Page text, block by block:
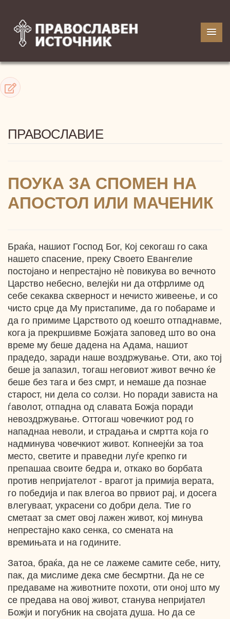
ПРАВОСЛАВИЕ
ПОУКА ЗА СПОМЕН НА
АПОСТОЛ ИЛИ МАЧЕНИК
Браќа, нашиот Господ Бог, Кој секогаш го сака
нашето спасение, преку Своето Евангелие
постојано и непрестајно нѐ повикува во вечното
Царство небесно, велејќи ни да отфрлиме од
себе секаква скверност и нечисто живеење, и со
чисто срце да Му пристапиме, да го побараме и
да го примиме Царството од коешто отпаднавме,
кога ја прекршивме Божјата заповед што во она
време му беше дадена на Адама, нашиот
прадедо, заради наше воздржување. Оти, ако тој
беше ја запазил, тогаш неговиот живот вечно ќе
беше без тага и без смрт, и немаше да познае
старост, ни дела со солзи. Но поради зависта на
ѓаволот, отпадна од славата Божја поради
невоздржување. Оттогаш човечкиот род го
нападнаа неволи, и страдања и смртта која го
надминува човечкиот живот. Копнеејќи за тоа
место, светите и праведни луѓе крепко ги
препашаа своите бедра и, откако во борбата
против непријателот - врагот ја примија верата,
го победија и пак влегоа во првиот рај, и досега
влегуваат, украсени со добри дела. Тие го
сметаат за смет овој лажен живот, кој минува
непрестајно како сенка, со смената на
времињата и на годините.
Затоа, браќа, да не се лажеме самите себе, ниту,
пак, да мислиме дека сме бесмртни. Да не се
предаваме на животните похоти, оти оној што му
се предава на овој живот, станува непријател
Божји и погубник на својата душа. Но да се